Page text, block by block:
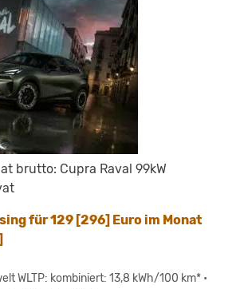
brutto: Cupra Raval 99kW
für 129 [296] Euro im Monat
WLTP: kombiniert: 13,8 kWh/100 km* •